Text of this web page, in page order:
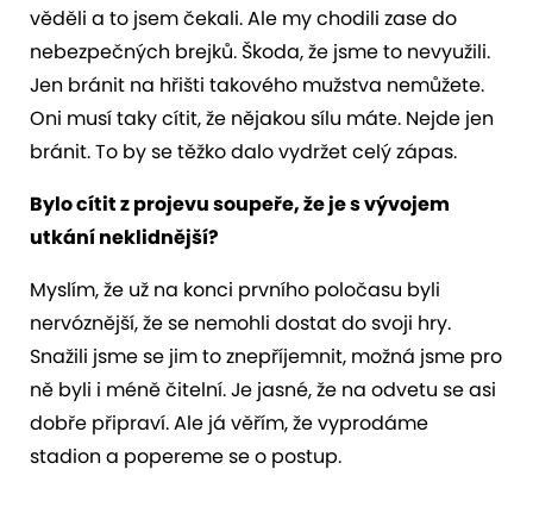
věděli a to jsem čekali. Ale my chodili zase do
nebezpečných brejků. Škoda, že jsme to nevyužili.
Jen bránit na hřišti takového mužstva nemůžete.
Oni musí taky cítit, že nějakou sílu máte. Nejde jen
bránit. To by se těžko dalo vydržet celý zápas.
Bylo cítit z projevu soupeře, že je s vývojem
utkání neklidnější?
Myslím, že už na konci prvního poločasu byli
nervóznější, že se nemohli dostat do svoji hry.
Snažili jsme se jim to znepříjemnit, možná jsme pro
ně byli i méně čitelní. Je jasné, že na odvetu se asi
dobře připraví. Ale já věřím, že vyprodáme
stadion a popereme se o postup.